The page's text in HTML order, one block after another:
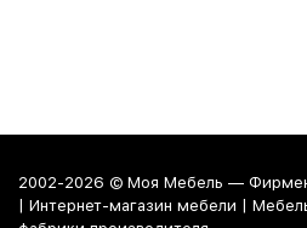
2002-2026 © Моя Мебель —
| Интернет-магазин мебели |